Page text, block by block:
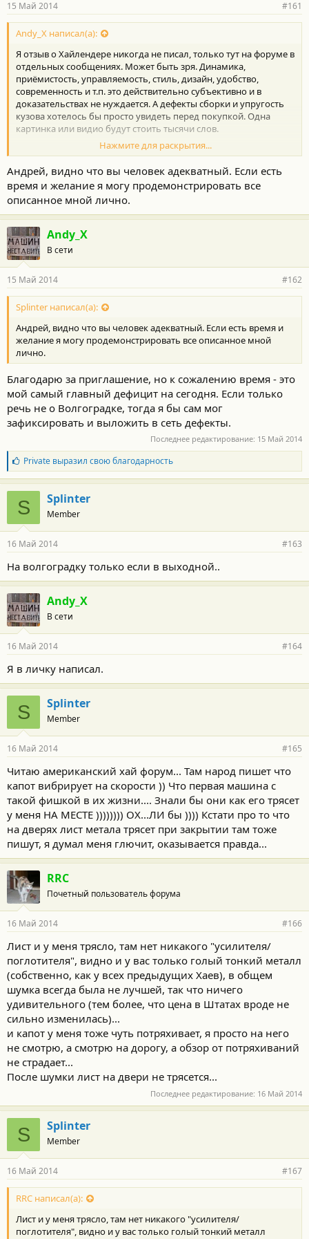
15 Май 2014 #161
Andy_X написал(а):
Я отзыв о Хайлендере никогда не писал, только тут на форуме в
отдельных сообщениях. Может быть зря. Динамика,
приёмистость, управляемость, стиль, дизайн, удобство,
современность и т.п. это действительно субъективно и в
доказательствах не нуждается. А дефекты сборки и упругость
кузова хотелось бы просто увидеть перед покупкой. Одна
картинка или видио будут стоить тысячи слов.
Вот Вы как раз в такой ситуации и находитесь. Про
шумоизоляцию, качество сортов пластика, покрышки уже
было написано очень много. Тойота остаётся Тойотой уже
много лет. Но зазоры, болтающиеся ручки, места сколов,
перекос хотелось бы увидеть до покупки, а не долбить
продавана, который вообще в этом ничего не понимае.
Я просто придираюсь. Василий - отлично имя, просто
неуместно его ассоциировать со смирением к недостаткам.
Нажмите для раскрытия...
Андрей, видно что вы человек адекватный. Если есть
время и желание я могу продемонстрировать все
описанное мной лично.
Andy_X
В сети
15 Май 2014 #162
Splinter написал(а):
Андрей, видно что вы человек адекватный. Если есть время и
желание я могу продемонстрировать все описанное мной
лично.
Благодарю за приглашение, но к сожалению время - это
мой самый главный дефицит на сегодня. Если только
речь не о Волгоградке, тогда я бы сам мог
зафиксировать и выложить в сеть дефекты.
Последнее редактирование: 15 Май 2014
Б
л
а
г
о
д
а
н
с
т
и
:
Privateвыразил свою благодарность
S Splinter
Member
16 Май 2014 #163
На волгоградку только если в выходной..
Andy_X
В сети
16 Май 2014 #164
Я в личку написал.
S Splinter
Member
16 Май 2014 #165
Читаю американский хай форум... Там народ пишет что
капот вибрирует на скорости )) Что первая машина с
такой фишкой в их жизни.... Знали бы они как его трясет
у меня НА МЕСТЕ )))))))) ОХ...ЛИ бы )))) Кстати про то что
на дверях лист метала трясет при закрытии там тоже
пишут, я думал меня глючит, оказывается правда...
RRC
Почетный пользователь форума
16 Май 2014 #166
Лист и у меня трясло, там нет никакого "усилителя/
поглотителя", видно и у вас только голый тонкий металл
(собственно, как у всех предыдущих Хаев), в общем
шумка всегда была не лучшей, так что ничего
удивительного (тем более, что цена в Штатах вроде не
сильно изменилась)...
и капот у меня тоже чуть потряхивает, я просто на него
не смотрю, а смотрю на дорогу, а обзор от потряхиваний
не страдает...
После шумки лист на двери не трясется...
Последнее редактирование: 16 Май 2014
S Splinter
Member
16 Май 2014 #167
RRC написал(а):
Лист и у меня трясло, там нет никакого "усилителя/
поглотителя", видно и у вас только голый тонкий металл